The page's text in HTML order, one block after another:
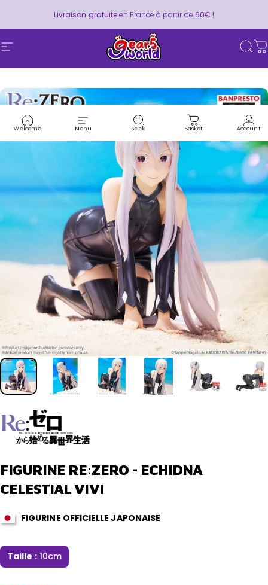
Livraison gratuiteen France à partir de 60€ !
Site navigation Gear5World
Welcome Menu Seek Basket Account
FIGURINE RE:ZERO - ECHIDNA
CELESTIALVIVI
FIGURINE OFFICIELLE JAPONAISE
Taille :10cm